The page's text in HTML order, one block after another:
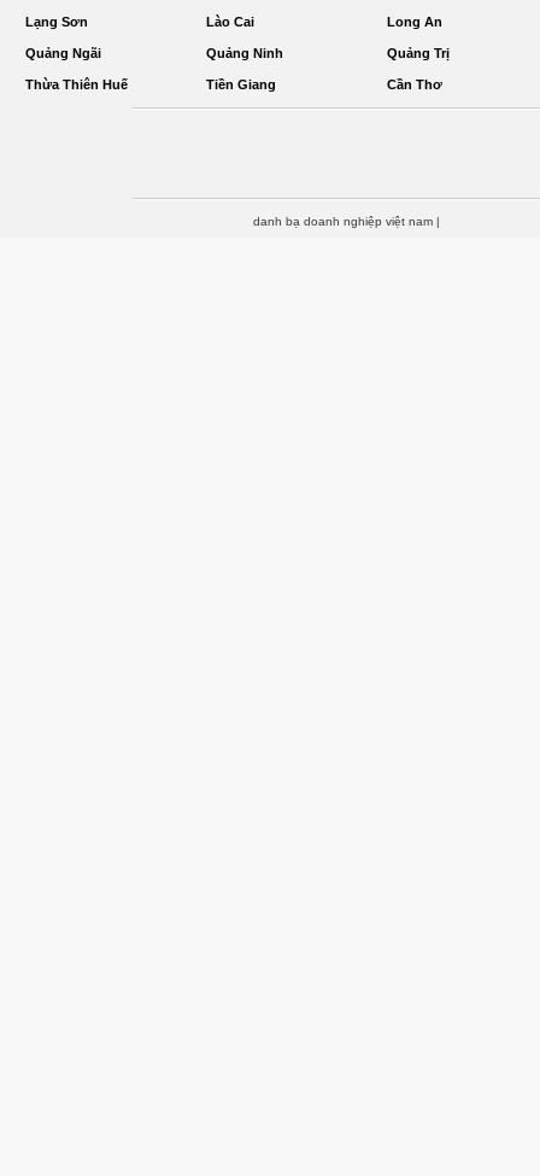
Lạng Sơn Lào Cai Long An
Quảng Ngãi Quảng Ninh Quảng Trị
Thừa Thiên Huế Tiền Giang Cần Thơ
danh bạ doanh nghiệp việt nam |